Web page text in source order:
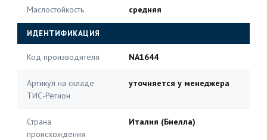
Маслостойкость средняя
ИДЕНТИФИКАЦИЯ
Код производителя NA1644
Артикул на складе
ТИС-Регион
уточняется у менеджера
Страна
происхождения
Италия (Биелла)